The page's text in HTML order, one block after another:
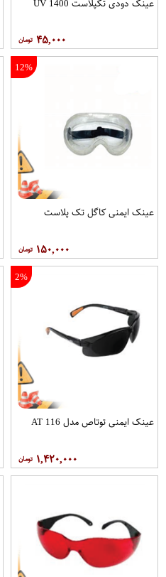
۴۵,۰۰۰
12%
عینک ایمنی کاگل تک پلاست
۱۵۰,۰۰۰
2%
عینک ایمنی توتاص مدل AT 116
۱,۴۲۰,۰۰۰